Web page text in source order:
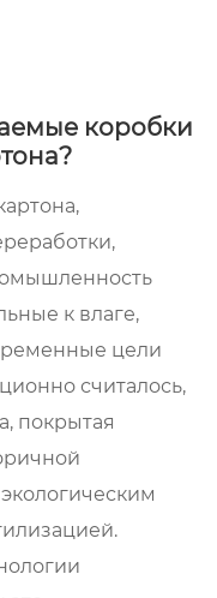
коробки
к влаге,
цели
считалось,
покрытая